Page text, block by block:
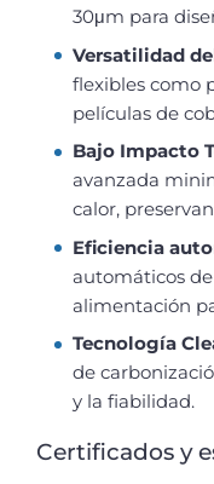
30μm para
Versatilidad
flexibles como
películas de
Bajo Impacto
avanzada
calor,
Eficiencia
automáticos
alimentación
Tecnología
de
y la fiabilidad.
Certificados y